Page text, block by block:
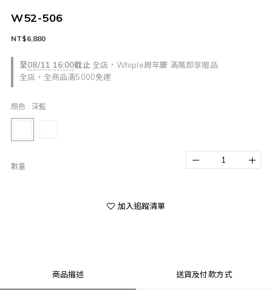
W52-506
至08/11 16:00截止 全店，Whiple周年慶 滿萬即享贈品
全店，全商品滿5000免運
NT$6,880
顏色 : 深藍
數量
加入追蹤清單
商品描述 送貨及付款方式